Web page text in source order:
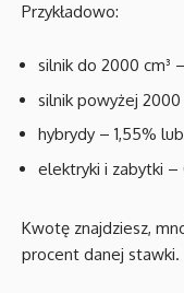
Przykładowo:
silnik do 2000 cm³
silnik powyżej 2000
hybrydy – 1,55%
elektryki i zabytki –
Kwotę znajdziesz,
procent danej stawki.